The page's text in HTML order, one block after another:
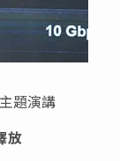
題演講
放